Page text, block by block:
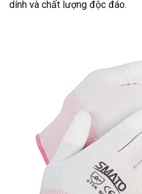
dính và chất lượng độc đáo.